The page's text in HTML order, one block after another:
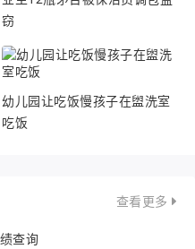
窃
幼儿园让吃饭慢孩子在盥洗室
吃饭
查看更多
查询